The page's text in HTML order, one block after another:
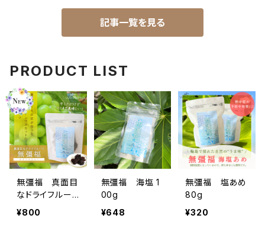
記事一覧を見る
PRODUCT LIST
無彊福 真面目
なドライフルー
ツ（シャインマス
¥800
無彊福 海塩 1
00g
¥648
無彊福 塩あめ
80g
¥320